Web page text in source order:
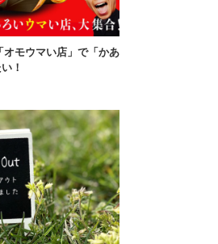
オモウマい店」で「かあ
！